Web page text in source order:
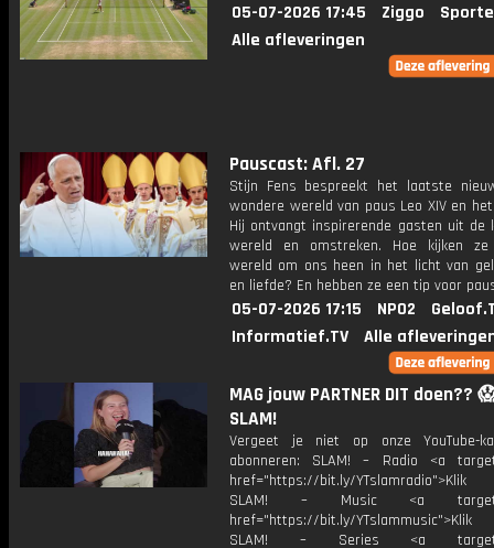
05-07-2026 17:45 Ziggo
Alle afleveringen
Pauscast: Afl. 27
Stijn Fens bespreekt het laatste
wondere wereld van paus Leo XIV en
Hij ontvangt inspirerende gasten uit de
wereld en omstreken. Hoe kijken
wereld om ons heen in het licht van
en liefde? En hebben ze een tip voor
05-07-2026 17:15 NPO2
Informatief.TV
Alle
MAG jouw PARTNER DIT doen??
SLAM!
Vergeet je niet op onze YouTube-
abonneren: SLAM! – Radio <a
href="https://bit.ly/
SLAM! – Music <a
href="https://bit.ly/
SLAM! – Series <a